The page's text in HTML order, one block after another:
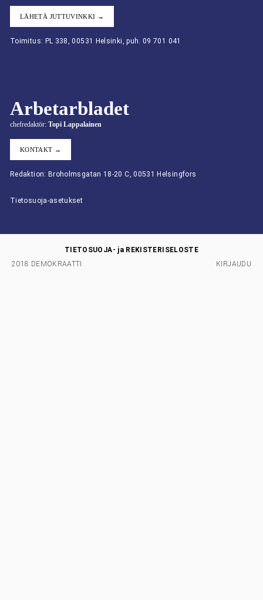
LÄHETÄ JUTTUVINKKI →
Toimitus: PL 338, 00531 Helsinki, puh. 09 701 041
Arbetarbladet
chefredaktör: Topi Lappalainen
KONTAKT →
Redaktion: Broholmsgatan 18-20 C, 00531 Helsingfors
Tietosuoja-asetukset
2018 DEMOKRAATTI
TIETOSUOJA- ja REKISTERISELOSTE
KIRJAUDU